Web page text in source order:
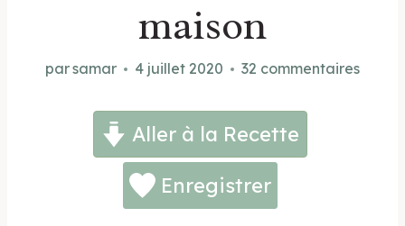
maison
parsamar 4 juillet 2020 32 commentaires
Aller à la Recette
Enregistrer